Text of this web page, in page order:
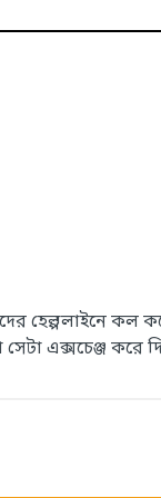
হেল্পলাইনে
এক্সচেঞ্জ করে